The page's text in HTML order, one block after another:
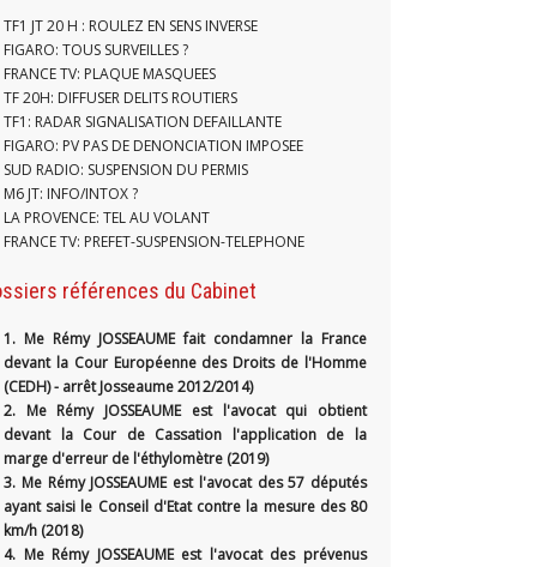
TF1 JT 20 H : ROULEZ EN SENS INVERSE
FIGARO: TOUS SURVEILLES ?
FRANCE TV: PLAQUE MASQUEES
TF 20H: DIFFUSER DELITS ROUTIERS
TF1: RADAR SIGNALISATION DEFAILLANTE
FIGARO: PV PAS DE DENONCIATION IMPOSEE
SUD RADIO: SUSPENSION DU PERMIS
M6 JT: INFO/INTOX ?
LA PROVENCE: TEL AU VOLANT
FRANCE TV: PREFET-SUSPENSION-TELEPHONE
références du Cabinet
1. Me Rémy JOSSEAUME fait condamner la France
devant la Cour Européenne des Droits de l'Homme
(CEDH) - arrêt Josseaume 2012/2014)
2. Me Rémy JOSSEAUME est l'avocat qui obtient
devant la Cour de Cassation l'application de la
marge d'erreur de l'éthylomètre (2019)
3. Me Rémy JOSSEAUME est l'avocat des 57 députés
ayant saisi le Conseil d'Etat contre la mesure des 80
km/h (2018)
4. Me Rémy JOSSEAUME est l'avocat des prévenus